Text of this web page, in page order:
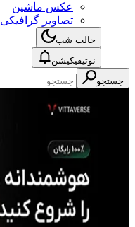
عکس ماشین
تصاویر گرافیکی
حالت شب
نوتیفیکیشن
جستجو